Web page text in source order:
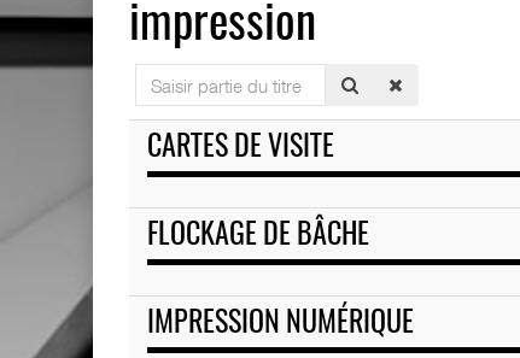
impression
Saisir
partie
du
titre
CARTES DE VISITE
FLOCKAGE DE BÂCHE
IMPRESSION NUMÉRIQUE